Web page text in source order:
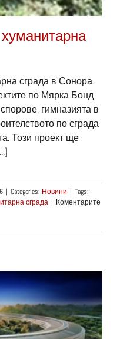
сграда в Сонора.
по Мярка Бонд
гимназията в
по сграда
Този проект ще
| Categories: Новини | Tags:
сграда | Коментарите